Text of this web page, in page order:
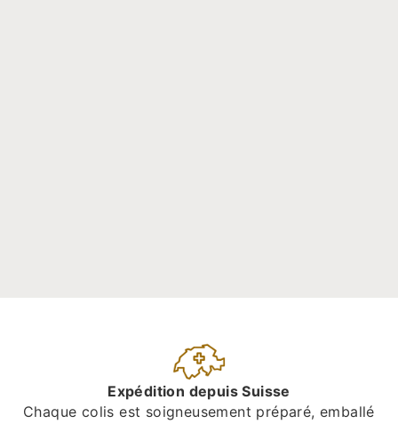
Expédition depuis Suisse
Chaque colis est soigneusement préparé, emballé